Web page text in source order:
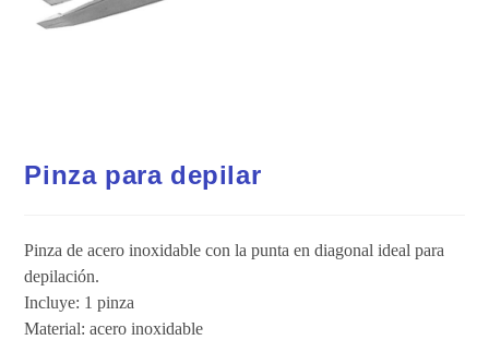
Pinza para depilar
Pinza de acero inoxidable con la punta en diagonal ideal para
depilación.
Incluye: 1 pinza
Material: acero inoxidable